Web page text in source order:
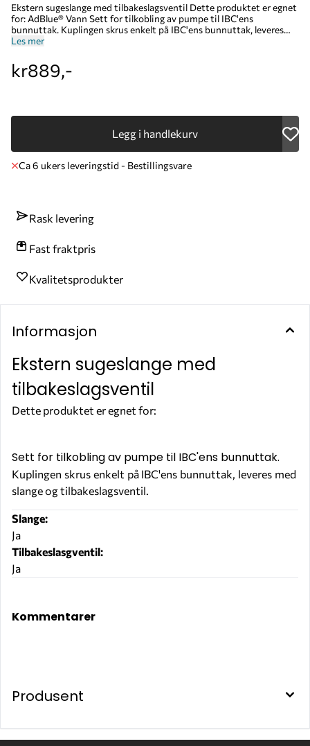
Ekstern sugeslange med tilbakeslagsventil Dette produktet er egnet
for: AdBlue® Vann Sett for tilkobling av pumpe til IBC'ens
bunnuttak. Kuplingen skrus enkelt på IBC'ens bunnuttak, leveres
med slange og tilbakeslagsventil. Slange: Ja Tilbakeslasgventil: Ja
Les mer
kr889,-
Legg i handlekurv
Ca 6 ukers leveringstid - Bestillingsvare
Rask levering
Fast fraktpris
Kvalitetsprodukter
Informasjon
Ekstern sugeslange med
tilbakeslagsventil
Dette produktet er egnet for:
Sett for tilkobling av pumpe til IBC'ens bunnuttak.
Kuplingen skrus enkelt på IBC'ens bunnuttak, leveres med
slange og tilbakeslagsventil.
Slange:
Ja
Tilbakeslasgventil:
Ja
Kommentarer
Produsent